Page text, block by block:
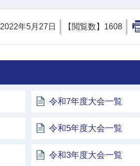
2022年5月27日 【閲覧数】 1608
令和7年度大会一覧
令和5年度大会一覧
令和3年度大会一覧